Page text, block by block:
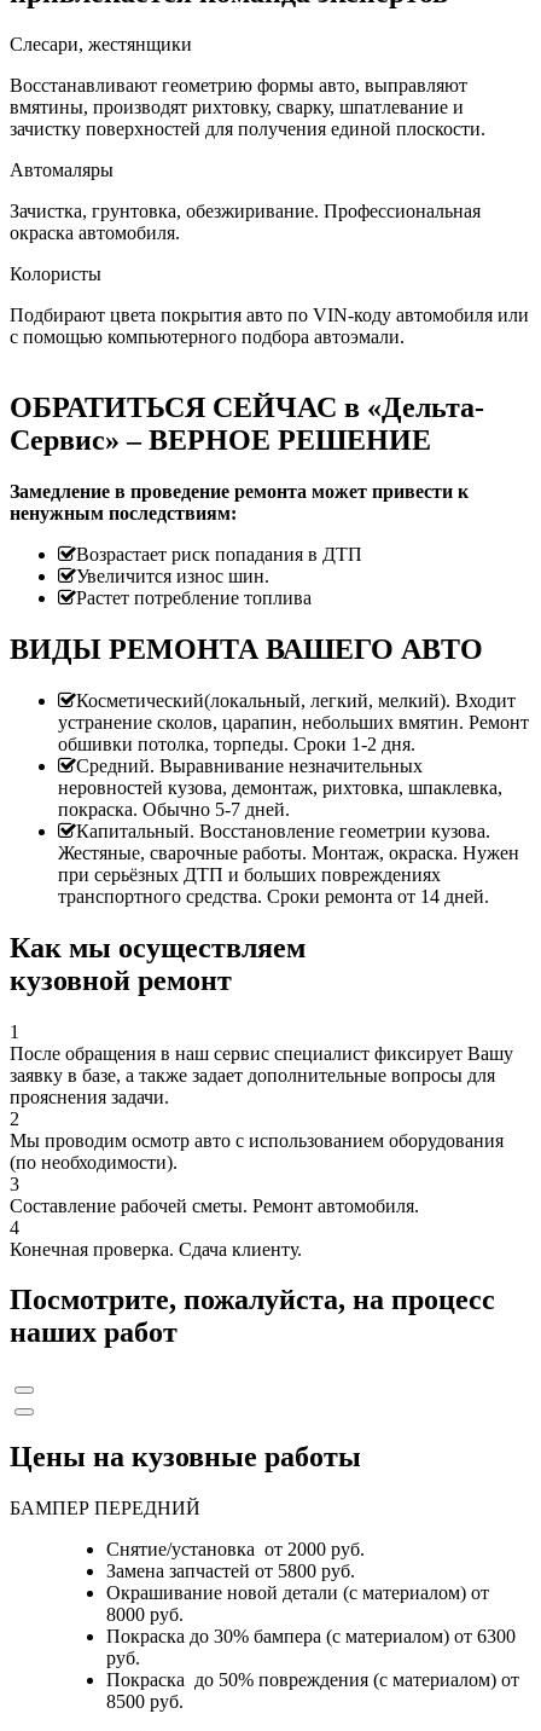
Слесари, жестянщики
Восстанавливают геометрию формы авто, выправляют
вмятины, производят рихтовку, сварку, шпатлевание и
зачистку поверхностей для получения единой плоскости.
Автомаляры
Зачистка, грунтовка, обезжиривание. Профессиональная
окраска автомобиля.
Колористы
Подбирают цвета покрытия авто по VIN-коду автомобиля или
с помощью компьютерного подбора автоэмали.
ОБРАТИТЬСЯ СЕЙЧАС в «Дельта-
Сервис» – ВЕРНОЕ РЕШЕНИЕ
Замедление в проведение ремонта может привести к
ненужным последствиям:
Возрастает риск попадания в ДТП
Увеличится износ шин.
Растет потребление топлива
ВИДЫ РЕМОНТА ВАШЕГО АВТО
Косметический(локальный, легкий, мелкий). Входит
устранение сколов, царапин, небольших вмятин. Ремонт
обшивки потолка, торпеды. Сроки 1-2 дня.
Средний. Выравнивание незначительных
неровностей кузова, демонтаж, рихтовка, шпаклевка,
покраска. Обычно 5-7 дней.
Капитальный. Восстановление геометрии кузова.
Жестяные, сварочные работы. Монтаж, окраска. Нужен
при серьёзных ДТП и больших повреждениях
транспортного средства. Сроки ремонта от 14 дней.
Как мы осуществляем
кузовной ремонт
1
После обращения в наш сервис специалист фиксирует Вашу
заявку в базе, а также задает дополнительные вопросы для
прояснения задачи.
2
Мы проводим осмотр авто с использованием оборудования
(по необходимости).
3
Составление рабочей сметы. Ремонт автомобиля.
4
Конечная проверка. Сдача клиенту.
Посмотрите, пожалуйста, на процесс
наших работ
Цены на кузовные работы
БАМПЕР ПЕРЕДНИЙ
Снятие/установка от 2000 руб.
Замена запчастей от 5800 руб.
Окрашивание новой детали (с материалом) от
8000 руб.
Покраска до 30% бампера (с материалом) от 6300
руб.
Покраска до 50% повреждения (с материалом) от
8500 руб.